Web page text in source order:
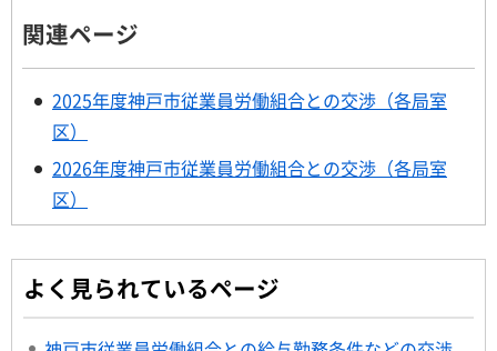
関連ページ
2025年度神戸市従業員労働組合との交渉（各局室
区）
2026年度神戸市従業員労働組合との交渉（各局室
区）
よく見られているページ